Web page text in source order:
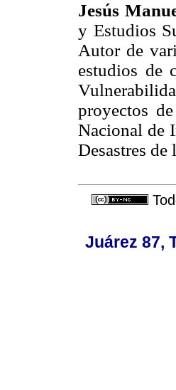
Jesús
y Estudios
Autor de
estudios de
proyectos
Nacional de
Desastres
Juárez 87,